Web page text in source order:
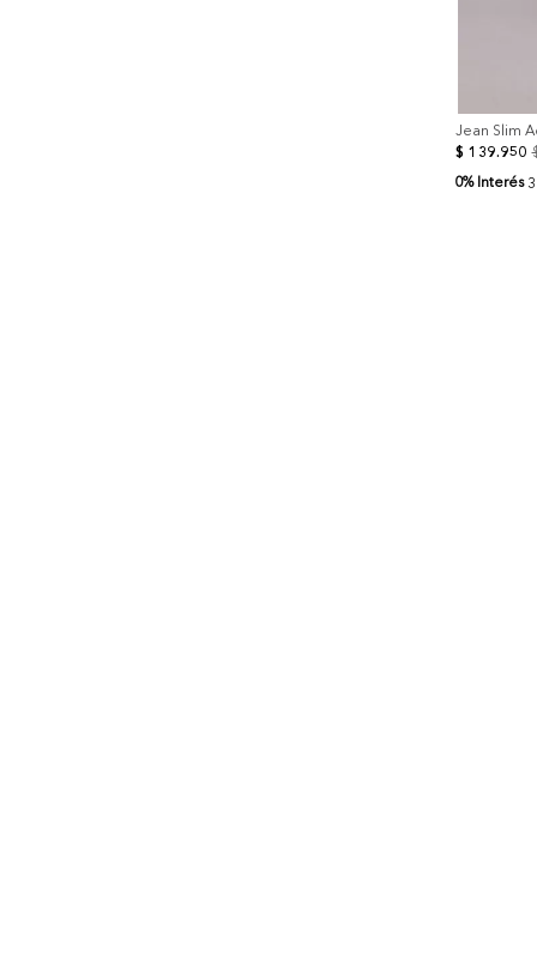
Jean Slim
$ 139.950
0% Interés